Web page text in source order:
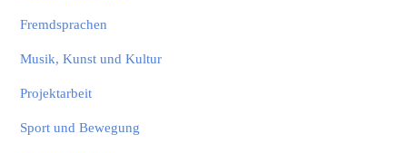
Fremdsprachen
Musik, Kunst und Kultur
Projektarbeit
Sport und Bewegung